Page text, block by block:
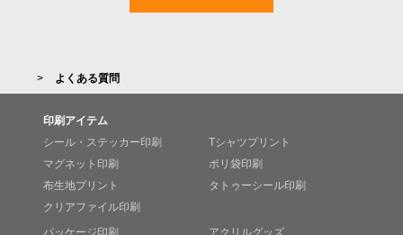
よくある質問
印刷アイテム
シール・ステッカー印刷
マグネット印刷
布生地プリント
クリアファイル印刷
Tシャツプリント
ポリ袋印刷
タトゥーシール印刷
パッケージ印刷
アクリルグッズ